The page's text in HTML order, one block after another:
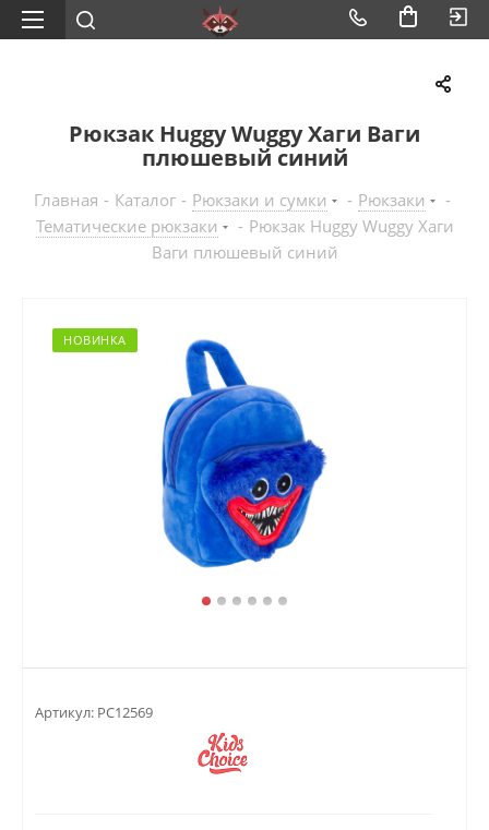
Рюкзак Huggy Wuggy Хаги Ваги
плюшевый синий
Главная - Каталог - Рюкзаки и сумки - Рюкзаки
-
Тематические рюкзаки
- Рюкзак Huggy Wuggy Хаги
Ваги плюшевый синий
НОВИНКА
Артикул: PC12569